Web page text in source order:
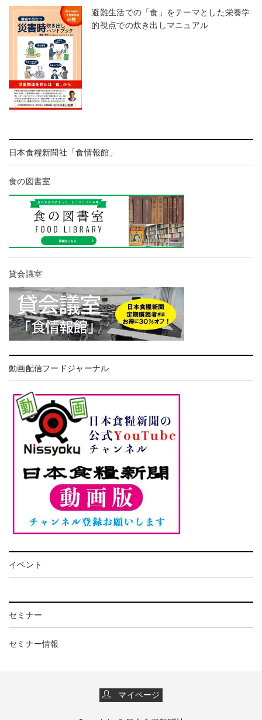
避難生活での「食」をテーマとした栄養学
的視点での炊き出しマニュアル
日本食糧新聞社「食情報館」
食の図書室
貸会議室
動画配信フードジャーナル
イベント
セミナー
セミナー情報
マイページ